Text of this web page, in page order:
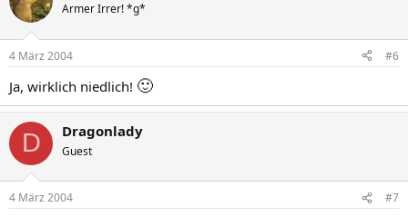
Armer Irrer! *g*
4 März 2004 #6
Ja, wirklich niedlich! 🙂
D Dragonlady
Guest
4 März 2004 #7